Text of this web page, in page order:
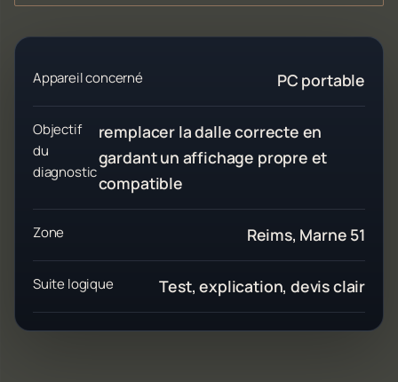
Appareil concerné PC portable
Objectif
du
diagnostic
remplacer la dalle correcte en
gardant un affichage propre et
compatible
Zone Reims, Marne 51
Suite logique Test, explication, devis clair